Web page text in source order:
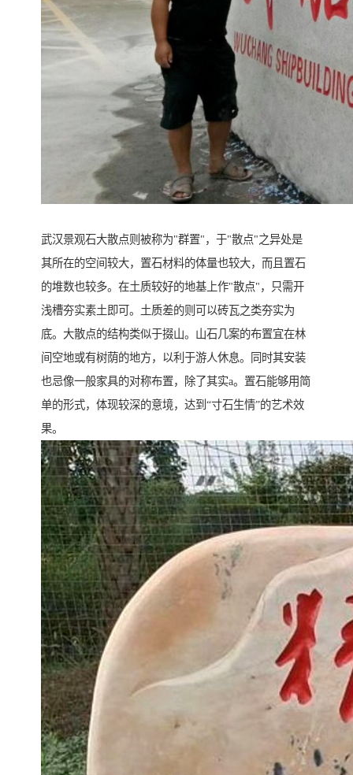
武汉景观石大散点则被称为"群置"，于"散点"之异处是
其所在的空间较大，置石材料的体量也较大，而且置石
的堆数也较多。在土质较好的地基上作"散点"，只需开
浅槽夯实素土即可。土质差的则可以砖瓦之类夯实为
底。大散点的结构类似于掇山。山石几案的布置宜在林
间空地或有树荫的地方，以利于游人休息。同时其安装
也忌像一般家具的对称布置，除了其实a。置石能够用简
单的形式，体现较深的意境，达到“寸石生情”的艺术效
果。